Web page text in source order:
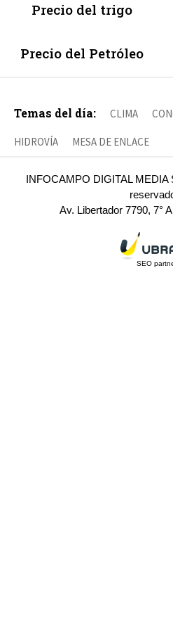
Precio del trigo
Precio del Petróleo
Temas del día: CLIMA
HIDROVÍA MESA DE ENLACE
INFOCAMPO DIGITAL
Av. Libertador 7790, 7°
SEO